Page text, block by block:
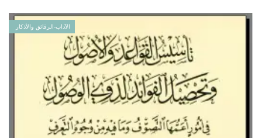
الآداب-الرقائق والأذكار